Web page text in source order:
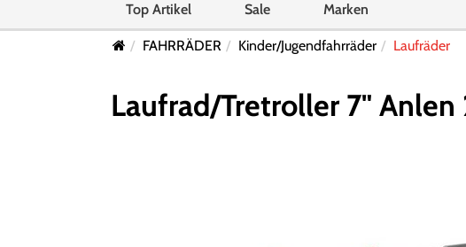
Top Artikel Sale Marken
FAHRRÄDER Kinder/Jugendfahrräder Laufräder
Laufrad/Tretroller 7" Anlen